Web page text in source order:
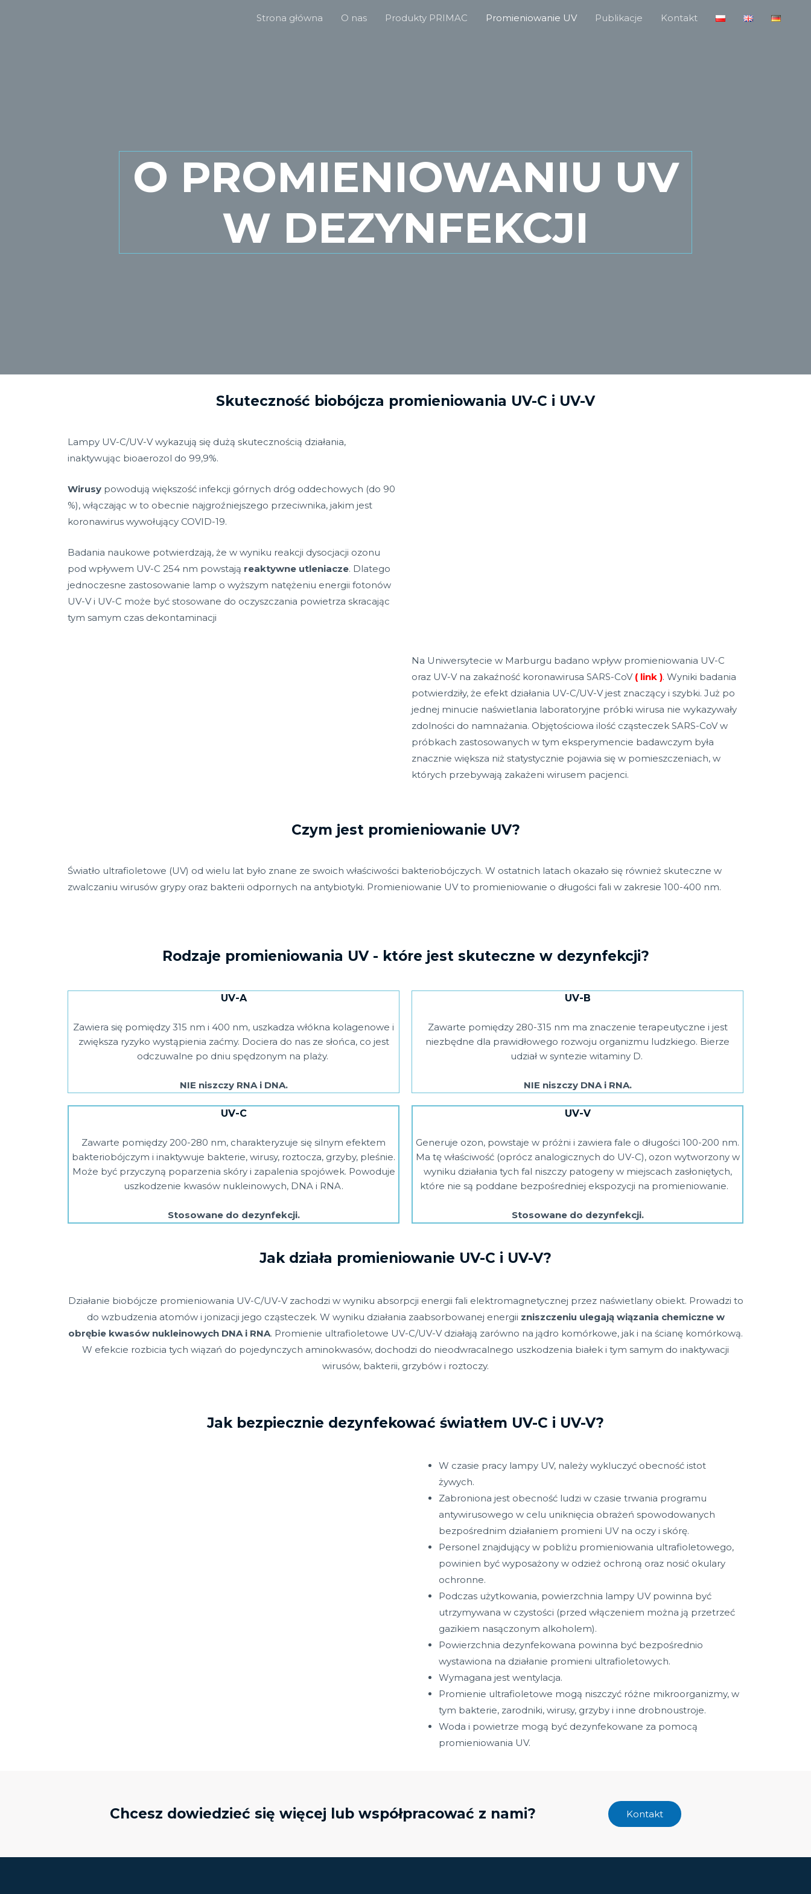
Strona główna O nas Produkty PRIMAC Promieniowanie UV Publikacje Kontakt
O PROMIENIOWANIU UV
W DEZYNFEKCJI
Skuteczność biobójcza promieniowania UV-C i UV-V
Lampy UV-C/UV-V wykazują się dużą skutecznością działania,
inaktywując bioaerozol do 99,9%.
Wirusy powodują większość infekcji górnych dróg oddechowych (do 90
%), włączając w to obecnie najgroźniejszego przeciwnika, jakim jest
koronawirus wywołujący COVID-19.
Badania naukowe potwierdzają, że w wyniku reakcji dysocjacji ozonu
pod wpływem UV-C 254 nm powstają reaktywne utleniacze. Dlatego
jednoczesne zastosowanie lamp o wyższym natężeniu energii fotonów
UV-V i UV-C może być stosowane do oczyszczania powietrza skracając
tym samym czas dekontaminacji
Na Uniwersytecie w Marburgu badano wpływ promieniowania UV-C
oraz UV-V na zakaźność koronawirusa SARS-CoV ( link ). Wyniki badania
potwierdziły, że efekt działania UV-C/UV-V jest znaczący i szybki. Już po
jednej minucie naświetlania laboratoryjne próbki wirusa nie wykazywały
zdolności do namnażania. Objętościowa ilość cząsteczek SARS-CoV w
próbkach zastosowanych w tym eksperymencie badawczym była
znacznie większa niż statystycznie pojawia się w pomieszczeniach, w
których przebywają zakażeni wirusem pacjenci.
Czym jest promieniowanie UV?
Światło ultrafioletowe (UV) od wielu lat było znane ze swoich właściwości bakteriobójczych. W ostatnich latach okazało się również skuteczne w
zwalczaniu wirusów grypy oraz bakterii odpornych na antybiotyki. Promieniowanie UV to promieniowanie o długości fali w zakresie 100-400 nm.
Rodzaje promieniowania UV - które jest skuteczne w dezynfekcji?
UV-A
Zawiera się pomiędzy 315 nm i 400 nm, uszkadza włókna kolagenowe i
zwiększa ryzyko wystąpienia zaćmy. Dociera do nas ze słońca, co jest
odczuwalne po dniu spędzonym na plaży.
NIE niszczy RNA i DNA.
UV-C
Zawarte pomiędzy 200-280 nm, charakteryzuje się silnym efektem
bakteriobójczym i inaktywuje bakterie, wirusy, roztocza, grzyby, pleśnie.
Może być przyczyną poparzenia skóry i zapalenia spojówek. Powoduje
uszkodzenie kwasów nukleinowych, DNA i RNA.
Stosowane do dezynfekcji.
UV-B
Zawarte pomiędzy 280-315 nm ma znaczenie terapeutyczne i jest
niezbędne dla prawidłowego rozwoju organizmu ludzkiego. Bierze
udział w syntezie witaminy D.
NIE niszczy DNA i RNA.
UV-V
Generuje ozon, powstaje w próżni i zawiera fale o długości 100-200 nm.
Ma tę właściwość (oprócz analogicznych do UV-C), ozon wytworzony w
wyniku działania tych fal niszczy patogeny w miejscach zasłoniętych,
które nie są poddane bezpośredniej ekspozycji na promieniowanie.
Stosowane do dezynfekcji.
Jak działa promieniowanie UV-C i UV-V?
Działanie biobójcze promieniowania UV-C/UV-V zachodzi w wyniku absorpcji energii fali elektromagnetycznej przez naświetlany obiekt. Prowadzi to
do wzbudzenia atomów i jonizacji jego cząsteczek. W wyniku działania zaabsorbowanej energii zniszczeniu ulegają wiązania chemiczne w
obrębie kwasów nukleinowych DNA i RNA. Promienie ultrafioletowe UV-C/UV-V działają zarówno na jądro komórkowe, jak i na ścianę komórkową.
W efekcie rozbicia tych wiązań do pojedynczych aminokwasów, dochodzi do nieodwracalnego uszkodzenia białek i tym samym do inaktywacji
wirusów, bakterii, grzybów i roztoczy.
Jak bezpiecznie dezynfekować światłem UV-C i UV-V?
W czasie pracy lampy UV, należy wykluczyć obecność istot
żywych.
Zabroniona jest obecność ludzi w czasie trwania programu
antywirusowego w celu uniknięcia obrażeń spowodowanych
bezpośrednim działaniem promieni UV na oczy i skórę.
Personel znajdujący w pobliżu promieniowania ultrafioletowego,
powinien być wyposażony w odzież ochroną oraz nosić okulary
ochronne.
Podczas użytkowania, powierzchnia lampy UV powinna być
utrzymywana w czystości (przed włączeniem można ją przetrzeć
gazikiem nasączonym alkoholem).
Powierzchnia dezynfekowana powinna być bezpośrednio
wystawiona na działanie promieni ultrafioletowych.
Wymagana jest wentylacja.
Promienie ultrafioletowe mogą niszczyć różne mikroorganizmy, w
tym bakterie, zarodniki, wirusy, grzyby i inne drobnoustroje.
Woda i powietrze mogą być dezynfekowane za pomocą
promieniowania UV.
Chcesz dowiedzieć się więcej lub współpracować z nami? Kontakt